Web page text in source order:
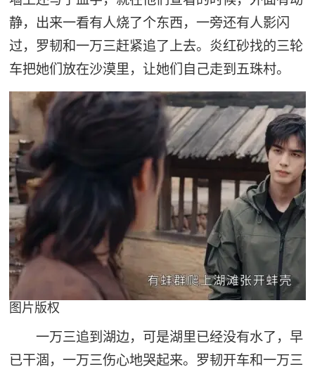
静，出来一看有人烧了个东西，一旁还有人影闪
过，罗韧和一万三赶紧追了上去。炎红砂找的三轮
车把她们放在沙漠里，让她们自己走到五珠村。
图片版权
一万三追到湖边，可是湖里已经没有水了，早
已干涸，一万三伤心地哭起来。罗韧开车和一万三